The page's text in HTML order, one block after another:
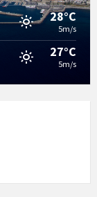
28°C
5m/s
27°C
5m/s